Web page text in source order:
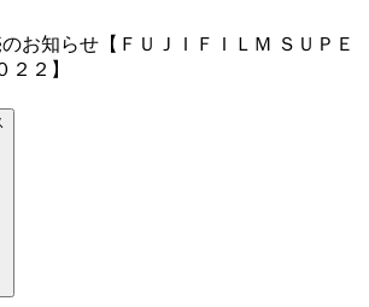
お知らせ【ＦＵＪＩＦＩＬＭ ＳＵＰＥ
２２】